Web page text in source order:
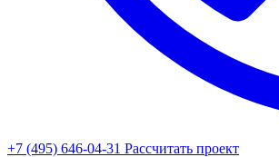
+7 (495) 646-04-31 Рассчитать проект